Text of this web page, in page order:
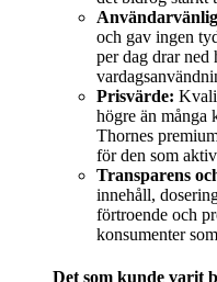
och gav ingen
per dag drar ned
Prisvärde:
högre än många
Thornes
för den som
Transparens
innehåll,
förtroende och
konsumenter
Det som kunde varit